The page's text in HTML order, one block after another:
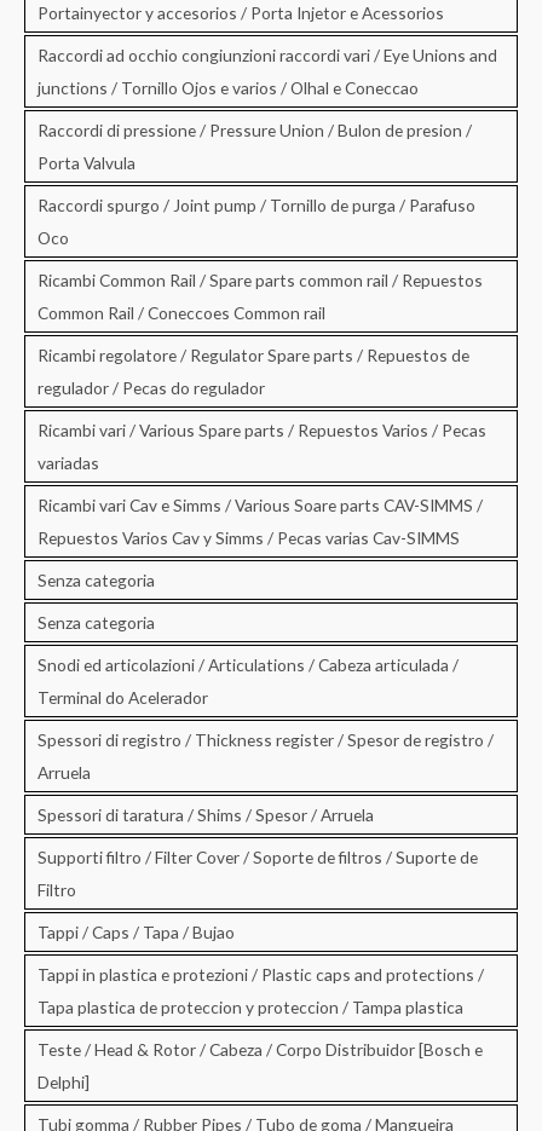
Portainyector y accesorios / Porta Injetor e Acessorios
Raccordi ad occhio congiunzioni raccordi vari / Eye Unions and
junctions / Tornillo Ojos e varios / Olhal e Coneccao
Raccordi di pressione / Pressure Union / Bulon de presion /
Porta Valvula
Raccordi spurgo / Joint pump / Tornillo de purga / Parafuso
Oco
Ricambi Common Rail / Spare parts common rail / Repuestos
Common Rail / Coneccoes Common rail
Ricambi regolatore / Regulator Spare parts / Repuestos de
regulador / Pecas do regulador
Ricambi vari / Various Spare parts / Repuestos Varios / Pecas
variadas
Ricambi vari Cav e Simms / Various Soare parts CAV-SIMMS /
Repuestos Varios Cav y Simms / Pecas varias Cav-SIMMS
Senza categoria
Senza categoria
Snodi ed articolazioni / Articulations / Cabeza articulada /
Terminal do Acelerador
Spessori di registro / Thickness register / Spesor de registro /
Arruela
Spessori di taratura / Shims / Spesor / Arruela
Supporti filtro / Filter Cover / Soporte de filtros / Suporte de
Filtro
Tappi / Caps / Tapa / Bujao
Tappi in plastica e protezioni / Plastic caps and protections /
Tapa plastica de proteccion y proteccion / Tampa plastica
Teste / Head & Rotor / Cabeza / Corpo Distribuidor [Bosch e
Delphi]
Tubi gomma / Rubber Pipes / Tubo de goma / Mangueira